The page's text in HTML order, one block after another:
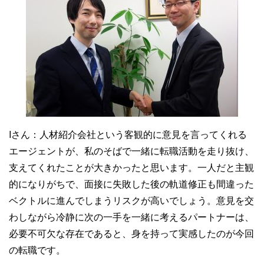
Iさん： 人材紹介会社という客観的に意見を言ってくれる
エージェントが、私のそばで一緒に転職活動を走り抜け、
支えてくれたことが大きかったと思います。一人だと主観
的になりがちで、面接に失敗した後の軌道修正も間違った
ベクトルに進んでしまうリスクが高いでしょう。意見を交
わしながら冷静に次の一手を一緒に考えるパートナーは、
必要不可欠な存在であると、身を持って実感したのが今回
の転職です。